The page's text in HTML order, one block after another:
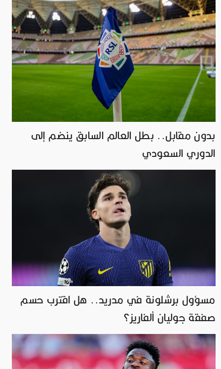
بدون مقابل.. بطل العالم السابق ينضم إلى
الدوري السعودي
مسؤول برشلونة في مدريد.. هل اقترب حسم
صفقة جوليان ألفاريز؟